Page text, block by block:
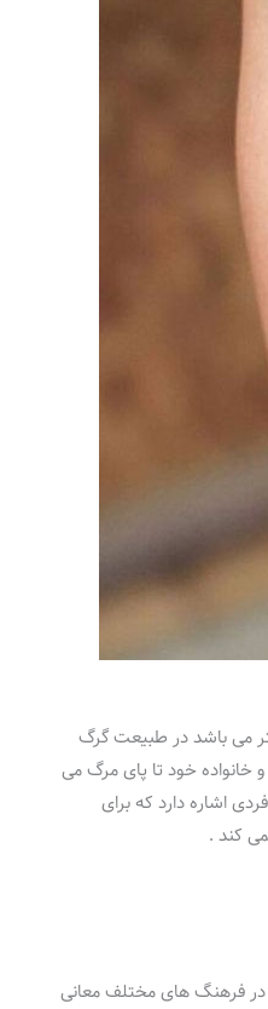
می باشد در طبیعت گرگ
خود تا پای مرگ می
اشاره دارد که برای
کند .
در فرهنگ های مختلف معانی